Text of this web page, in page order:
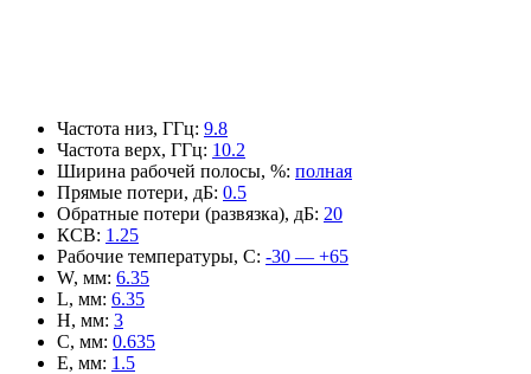
Частота низ, ГГц: 9.8
Частота верх, ГГц: 10.2
Ширина рабочей полосы, %: полная
Прямые потери, дБ: 0.5
Обратные потери (развязка), дБ: 20
КСВ: 1.25
Рабочие температуры, С: -30 — +65
W, мм: 6.35
L, мм: 6.35
H, мм: 3
C, мм: 0.635
E, мм: 1.5